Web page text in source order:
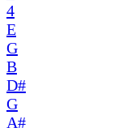
4
E
G
B
D#
G
A#